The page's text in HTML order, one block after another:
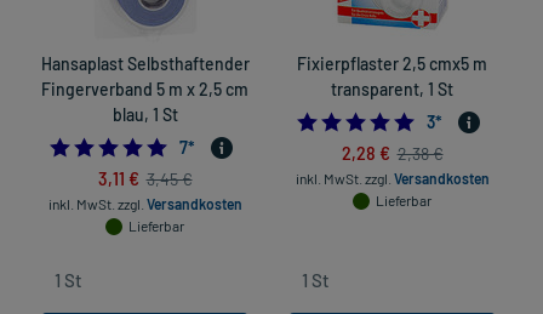
Hansaplast Selbsthaftender
Fingerverband 5 m x 2,5 cm
blau, 1 St
4.714285714285714
7*
3,11 € 3,45 €
inkl. MwSt. zzgl. Versandkosten
Lieferbar
Fixierpflaster 2,5 cmx5 m
transparent, 1 St
5.0
3*
2,28 € 2,38 €
inkl. MwSt. zzgl. Versandkosten
Lieferbar